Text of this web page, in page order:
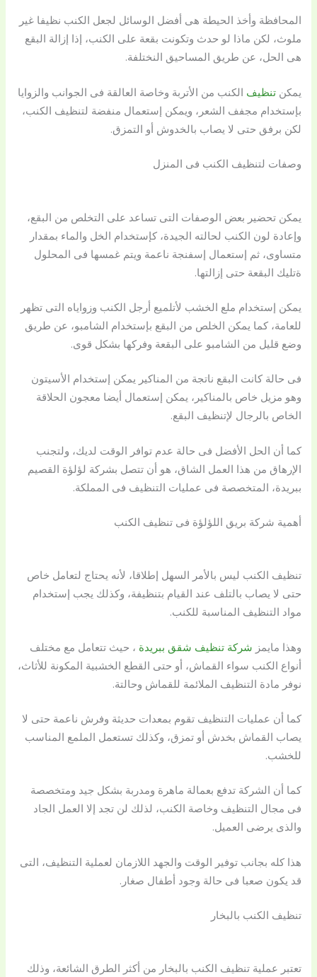
المحافظة وأخذ الحيطة هى أفضل الوسائل لجعل الكنب نظيفا غير
ملوث، لكن ماذا لو حدث وتكونت بقعة على الكنب، إذا إزالة البقع
هى الحل، عن طريق المساحيق النختلفة.
يمكنتنظيف الكنب من الأتربة وخاصة العالقة فى الجوانب والزوايا
بإستخدام مجفف الشعر، ويمكن إستعمال منفضة لتنظيف الكنب،
لكن برفق حتى لا يصاب بالخدوش أو التمزق.
وصفات لتنظيف الكنب فى المنزل
يمكن تحضير بعض الوصفات التى تساعد على التخلص من البقع،
وإعادة لون الكنب لحالته الجيدة، كإستخدام الخل والماء بمقدار
متساوى، ثم إستعمال إسفنجة ناعمة ويتم غمسها فى المحلول
ةتليك البقعة حتى إزالتها.
يمكن إستخدام ملع الخشب لأتلميع أرجل الكنب وزواياه التى تظهر
للعامة، كما يمكن الخلص من البقع بإستخدام الشامبو، عن طريق
وضع قليل من الشامبو على البقعة وفركها بشكل قوى.
فى حالة كانت البقع ناتجة من المناكير يمكن إستخدام الأسيتون
وهو مزيل خاص بالمناكير، يمكن إستعمال أيضا معجون الحلاقة
الخاص بالرجال لإتنظيف البقع.
كما أن الحل الأفضل فى حالة عدم توافر الوقت لديك، ولتجنب
الإرهاق من هذا العمل الشاق، هو أن تتصل بشركة لؤلؤة القصيم
ببريدة، المتخصصة فى عمليات التنظيف فى المملكة.
أهمية شركة بريق اللؤلؤة فى تنظيف الكنب
تنظيف الكنب ليس بالأمر السهل إطلاقا، لأنه يحتاج لتعامل خاص
حتى لا يصاب بالتلف عند القيام بتنظيفة، وكذلك يجب إستخدام
مواد التنظيف المناسبة للكنب.
وهذا مايمز شركة تنظيف شقق ببريدة ، حيث تتعامل مع مختلف
أنواع الكنب سواء القماش، أو حتى القطع الخشبية المكونة للأثاث،
نوفر مادة التنظيف الملائمة للقماش وحالتة.
كما أن عمليات التنظيف تقوم بمعدات حديثة وفرش ناعمة حتى لا
يصاب القماش بخدش أو تمزق، وكذلك تستعمل الملمع المناسب
للخشب.
كما أن الشركة تدفع بعمالة ماهرة ومدربة بشكل جيد ومتخصصة
فى مجال التنظيف وخاصة الكنب، لذلك لن تجد إلا العمل الجاد
والذى يرضى العميل.
هذا كله بجانب توفير الوقت والجهد اللازمان لعملية التنظيف، التى
قد يكون صعبا فى حالة وجود أطفال صغار.
تنظيف الكنب بالبخار
تعتبر عملية تنظيف الكنب بالبخار من أكثر الطرق الشائعة، وذلك